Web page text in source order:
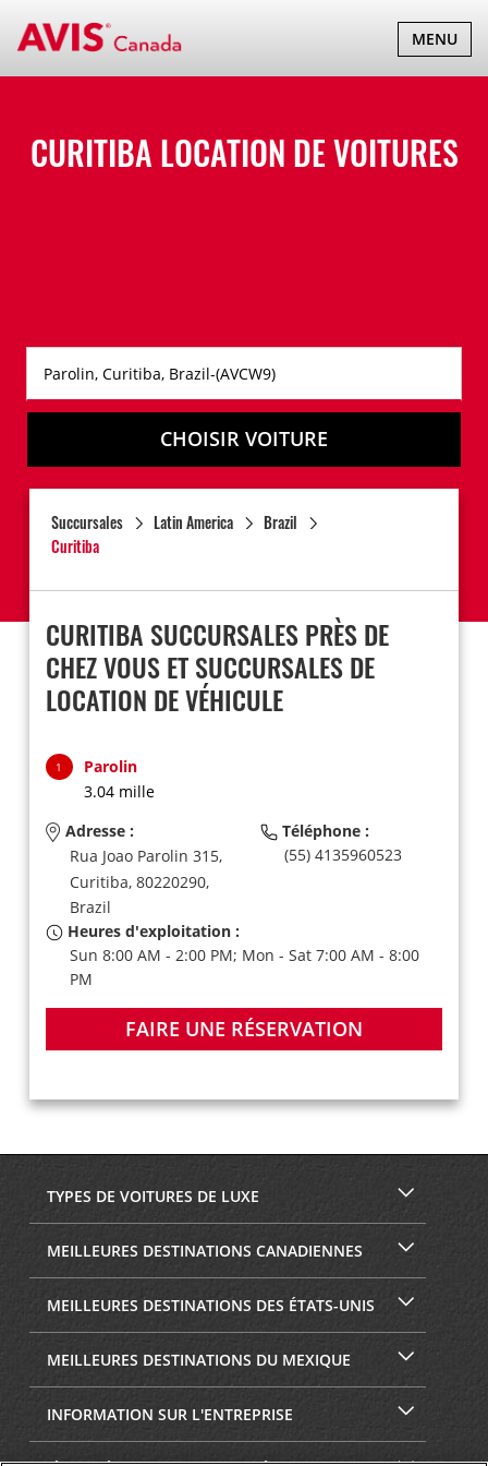
BASCULER
LA
MENU
CURITIBA LOCATION DE VOITURES
CHOISIR VOITURE
Succursales Latin America
Brazil
Curitiba
CURITIBA SUCCURSALES PRÈS DE
CHEZ VOUS ET SUCCURSALES DE
LOCATION DE VÉHICULE
1
Parolin
3.04 mille
Adresse :
Rua Joao Parolin 315,
Curitiba, 80220290,
Brazil
Téléphone :
(55) 4135960523
Heures d'exploitation :
Sun 8:00 AM - 2:00 PM; Mon - Sat 7:00 AM - 8:00
PM
FAIRE UNE RÉSERVATION
TYPES DE VOITURES DE LUXE
MEILLEURES DESTINATIONS CANADIENNES
MEILLEURES DESTINATIONS DES ÉTATS-UNIS
MEILLEURES DESTINATIONS DU MEXIQUE
INFORMATION SUR L'ENTREPRISE